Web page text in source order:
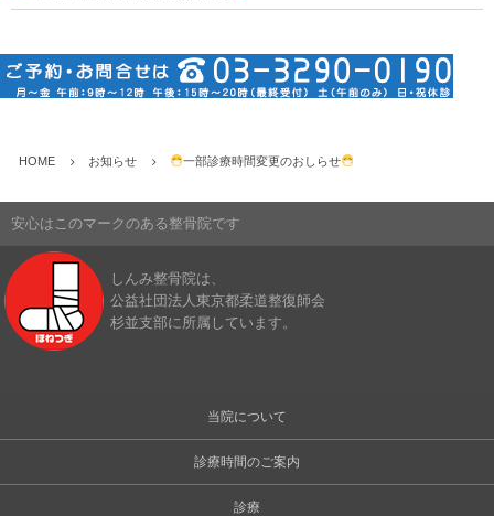
HOME お知らせ 一部診療時間変更のおしらせ
安心はこのマークのある整骨院です
しんみ整骨院は、
公益社団法人東京都柔道整復師会
杉並支部に所属しています。
当院について
診療時間のご案内
診療